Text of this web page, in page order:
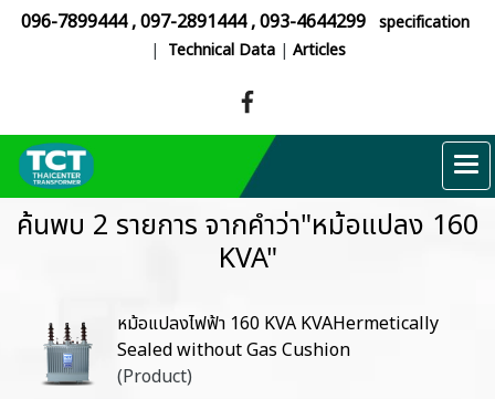
096-7899444,097-2891444,093-4644299 specification
| Technical Data| Articles
ค้นพบ 2 รายการ จากคำว่า"หม้อแปลง 160
KVA"
หม้อแปลงไฟฟ้า 160 KVA KVAHermetically
Sealed without Gas Cushion
(Product)